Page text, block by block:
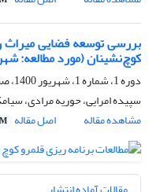
بررسی توسعه فضایی
کوچ‌نشینان (مورد مطالعه:
دوره 1، شماره 1، شهریور 1400، صفحه
سپیده امرایی، حوریه مرادی،
مشاهده مقاله
اصل مقاله